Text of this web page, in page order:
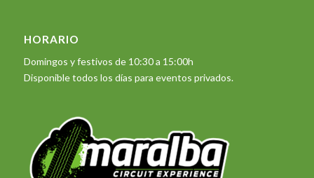
HORARIO
Domingos y festivos de 10:30 a 15:00h
Disponible todos los días para eventos privados.